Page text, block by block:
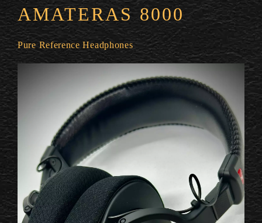
AMATERAS 8000
Pure Reference Headphones